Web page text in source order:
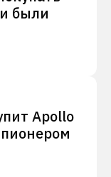
были
Apollo